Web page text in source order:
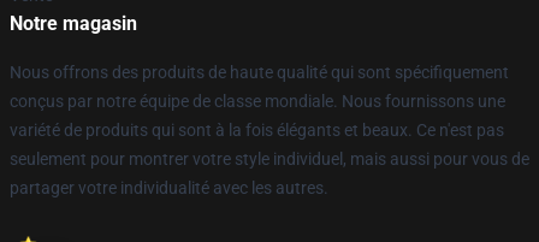
Notre magasin
Nous offrons des produits de haute qualité qui sont spécifiquement
conçus par notre équipe de classe mondiale. Nous fournissons une
variété de produits qui sont à la fois élégants et beaux. Ce n'est pas
seulement pour montrer votre style individuel, mais aussi pour vous de
partager votre individualité avec les autres.